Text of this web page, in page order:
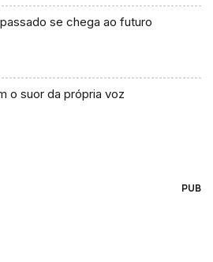
se chega ao futuro
o suor da própria voz
PUB